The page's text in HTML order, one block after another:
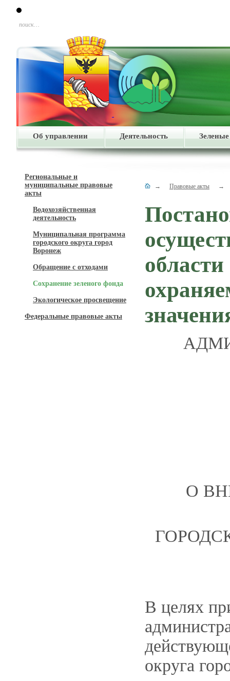
поиск…
Об управлении Деятельность
Региональные и
муниципальные правовые
акты
Водохозяйственная
деятельность
Муниципальная программа
городского округа город
Воронеж
Обращение с отходами
Сохранение зеленого фонда
Экологическое просвещение
Федеральные правовые акты
→ Правовые акты →
О
В целях
округа